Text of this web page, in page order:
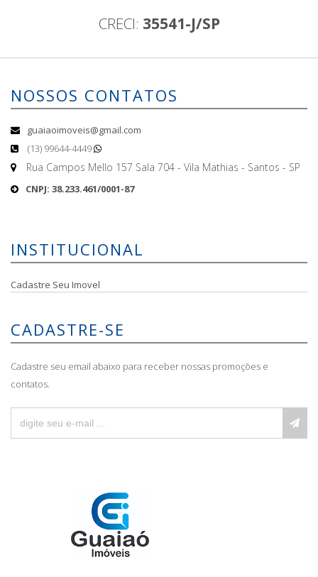
CRECI: 35541-J/SP
NOSSOS CONTATOS
guaiaoimoveis@gmail.com
(13) 99644-4449
Rua Campos Mello 157 Sala 704 - Vila Mathias - Santos - SP
CNPJ: 38.233.461/0001-87
INSTITUCIONAL
Cadastre Seu Imovel
CADASTRE-SE
Cadastre seu email abaixo para receber nossas promoções e
contatos.